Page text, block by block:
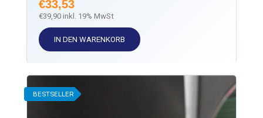
€33,53
€39,90inkl. 19% MwSt
IN DEN WARENKORB
BESTSELLER